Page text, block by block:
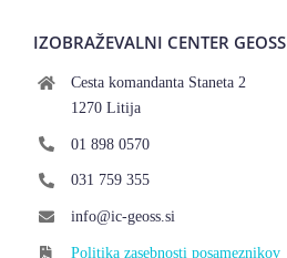
IZOBRAŽEVALNI CENTER GEOSS
Cesta komandanta Staneta 2
1270 Litija
01 898 0570
031 759 355
info@ic-geoss.si
Politika zasebnosti posameznikov